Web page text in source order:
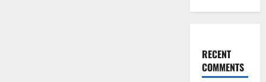
RECENT
COMMENTS